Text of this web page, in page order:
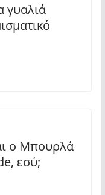
γυαλιά
ο Μπουρλά
εσύ;